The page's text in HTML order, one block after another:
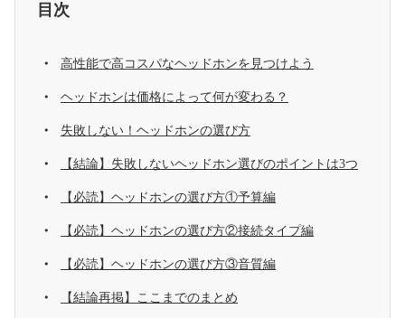
目次
高性能で高コスパなヘッドホンを見つけよう
ヘッドホンは価格によって何が変わる？
失敗しない！ヘッドホンの選び方
【結論】失敗しないヘッドホン選びのポイントは3つ
【必読】ヘッドホンの選び方①予算編
【必読】ヘッドホンの選び方②接続タイプ編
【必読】ヘッドホンの選び方③音質編
【結論再掲】ここまでのまとめ